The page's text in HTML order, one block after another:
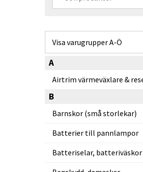
A
Airtrim värmeväxlare &
B
Barnskor (små storlekar)
Batterier till pannlampor
Batteriselar, batteriväskor
Webpris
1